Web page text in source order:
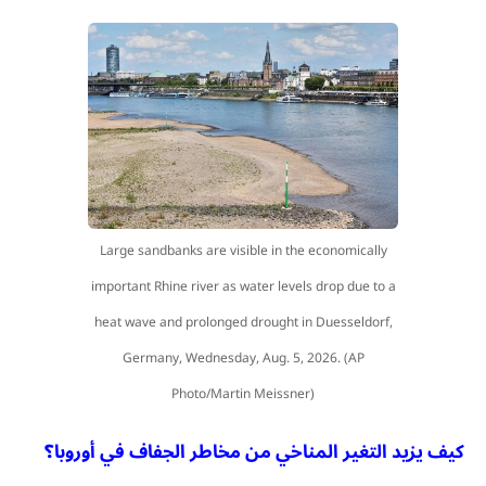
Large sandbanks are visible in the economically
important Rhine river as water levels drop due to a
heat wave and prolonged drought in Duesseldorf,
Germany, Wednesday, Aug. 5, 2026. (AP
Photo/Martin Meissner)
كيف يزيد التغير المناخي من مخاطر الجفاف في أوروبا؟